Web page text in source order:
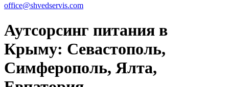
office@shvedservis.com
Аутсорсинг питания в
Крыму: Севастополь,
Симферополь, Ялта,